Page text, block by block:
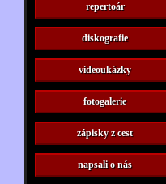
repertoár
diskografie
videoukázky
fotogalerie
zápisky z cest
napsali o nás